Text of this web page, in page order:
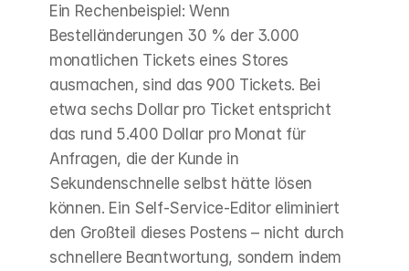
Ein Rechenbeispiel: Wenn
Bestelländerungen 30 % der 3.000
monatlichen Tickets eines Stores
ausmachen, sind das 900 Tickets. Bei
etwa sechs Dollar pro Ticket entspricht
das rund 5.400 Dollar pro Monat für
Anfragen, die der Kunde in
Sekundenschnelle selbst hätte lösen
können. Ein Self-Service-Editor eliminiert
den Großteil dieses Postens – nicht durch
schnellere Beantwortung, sondern indem